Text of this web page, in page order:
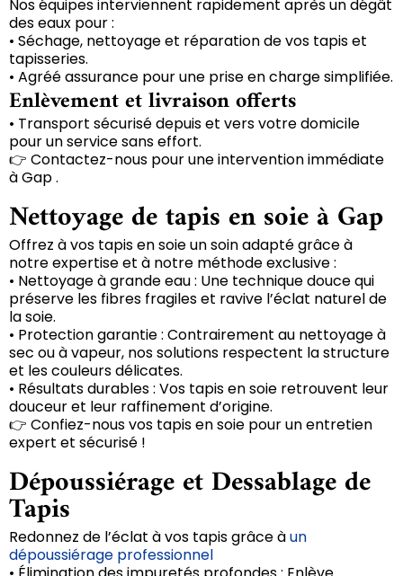
Nos équipes interviennent rapidement après un dégât
des eaux pour :
• Séchage, nettoyage et réparation de vos tapis et
tapisseries.
• Agréé assurance pour une prise en charge simplifiée.
Enlèvement et livraison offerts
• Transport sécurisé depuis et vers votre domicile
pour un service sans effort.
👉 Contactez-nous pour une intervention immédiate
à Gap .
Nettoyage de tapis en soie à Gap
Offrez à vos tapis en soie un soin adapté grâce à
notre expertise et à notre méthode exclusive :
• Nettoyage à grande eau : Une technique douce qui
préserve les fibres fragiles et ravive l’éclat naturel de
la soie.
• Protection garantie : Contrairement au nettoyage à
sec ou à vapeur, nos solutions respectent la structure
et les couleurs délicates.
• Résultats durables : Vos tapis en soie retrouvent leur
douceur et leur raffinement d’origine.
👉 Confiez-nous vos tapis en soie pour un entretien
expert et sécurisé !
Dépoussiérage et Dessablage de
Tapis
Redonnez de l’éclat à vos tapis grâce àun
dépoussiérage professionnel